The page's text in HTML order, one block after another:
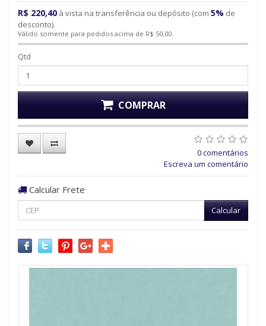
R$ 220,40 à vista na transferência ou depósito (com 5% de
desconto).
Válido somente para pedidos acima de R$ 50,00.
Qtd
COMPRAR
0 comentários
Escreva um comentário
Calcular Frete
Calcular